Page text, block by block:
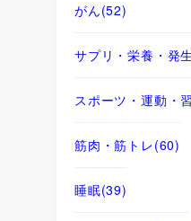
がん(52)
サプリ・栄養・発
スポーツ・運動・
筋肉・筋トレ(60)
睡眠(39)